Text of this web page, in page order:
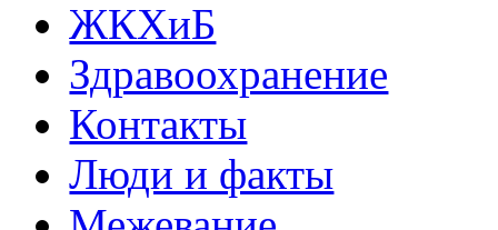
ЖКХиБ
Здравоохранение
Контакты
Люди и факты